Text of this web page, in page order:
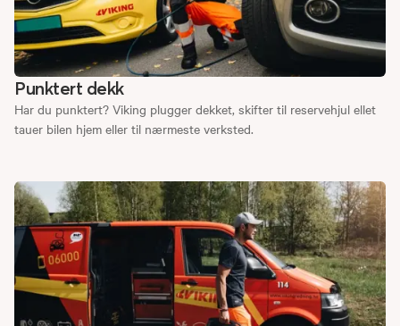
Punktert dekk
Har du punktert? Viking plugger dekket, skifter til reservehjul ellet
tauer bilen hjem eller til nærmeste verksted.